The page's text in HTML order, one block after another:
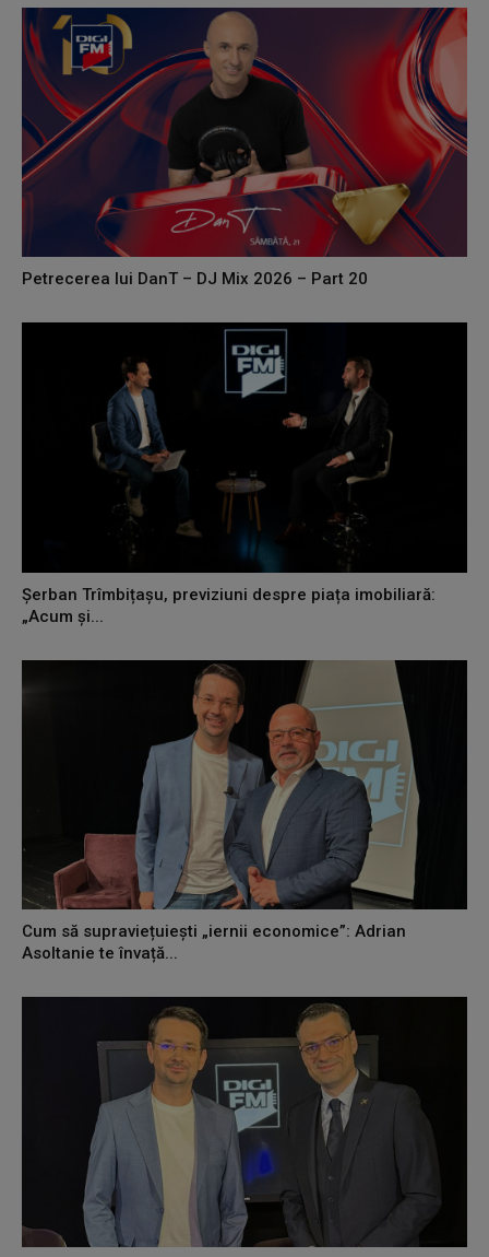
Petrecerea lui DanT – DJ Mix 2026 – Part 20
Șerban Trîmbițașu, previziuni despre piața imobiliară:
„Acum și...
Cum să supraviețuiești „iernii economice”: Adrian
Asoltanie te învață...